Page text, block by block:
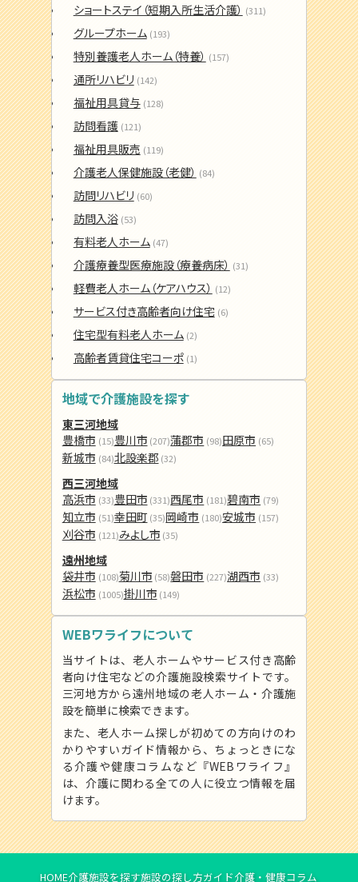
ショートステイ（短期入所生活介護） (311)
グループホーム (193)
特別養護老人ホーム（特養） (157)
通所リハビリ (142)
福祉用具貸与 (128)
訪問看護 (121)
福祉用具販売 (119)
介護老人保健施設（老健） (84)
訪問リハビリ (60)
訪問入浴 (53)
有料老人ホーム (47)
介護療養型医療施設（療養病床） (31)
軽費老人ホーム（ケアハウス） (12)
サービス付き高齢者向け住宅 (6)
住宅型有料老人ホーム (2)
高齢者賃貸住宅コーポ (1)
地域で介護施設を探す
東三河地域
豊橋市 (15)豊川市 (207)蒲郡市 (98)田原市 (65)
新城市 (84)北設楽郡 (32)
西三河地域
高浜市 (33)豊田市 (331)西尾市 (181)碧南市 (79)
知立市 (51)幸田町 (35)岡崎市 (180)安城市 (157)
刈谷市 (121)みよし市 (35)
遠州地域
袋井市 (108)菊川市 (58)磐田市 (227)湖西市 (33)
浜松市 (1005)掛川市 (149)
WEBワライフについて
当サイトは、老人ホームやサービス付き高齢
者向け住宅などの介護施設検索サイトです。
三河地方から遠州地域の老人ホーム・介護施
設を簡単に検索できます。
また、老人ホーム探しが初めての方向けのわ
かりやすいガイド情報から、ちょっときにな
る介護や健康コラムなど『WEBワライフ』
は、介護に関わる全ての人に役立つ情報を届
けます。
HOME介護施設を探す施設の探し方ガイド介護・健康コラム